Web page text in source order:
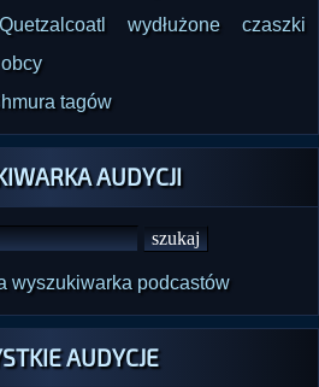
Quetzalcoatl
wydłużone czaszki
obcy
tagów
AUDYCJI
wyszukiwarka podcastów
AUDYCJE